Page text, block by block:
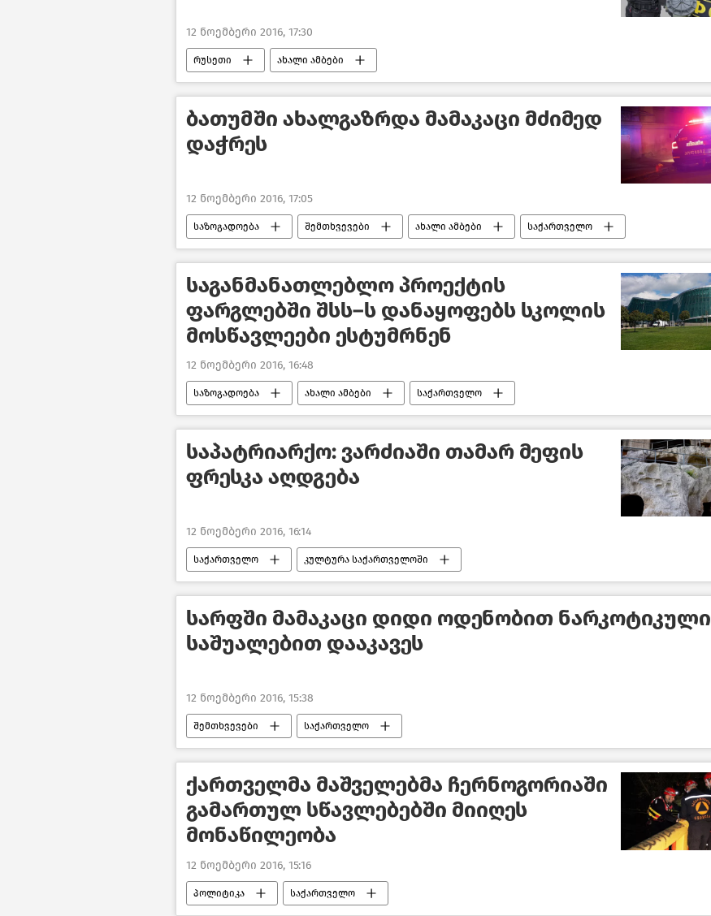
12 ნოემბერი 2016, 17:30
რუსეთი ახალი ამბები
ბათუმში ახალგაზრდა მამაკაცი მძიმედ
დაჭრეს
12 ნოემბერი 2016, 17:05
საზოგადოება შემთხვევები ახალი ამბები საქართველო
საგანმანათლებლო პროექტის
ფარგლებში შსს–ს დანაყოფებს სკოლის
მოსწავლეები ესტუმრნენ
12 ნოემბერი 2016, 16:48
საზოგადოება ახალი ამბები საქართველო
საპატრიარქო: ვარძიაში თამარ მეფის
ფრესკა აღდგება
12 ნოემბერი 2016, 16:14
საქართველო კულტურა საქართველოში
სარფში მამაკაცი დიდი ოდენობით ნარკოტიკული
საშუალებით დააკავეს
12 ნოემბერი 2016, 15:38
შემთხვევები საქართველო
ქართველმა მაშველებმა ჩერნოგორიაში
გამართულ სწავლებებში მიიღეს
მონაწილეობა
12 ნოემბერი 2016, 15:16
პოლიტიკა საქართველო